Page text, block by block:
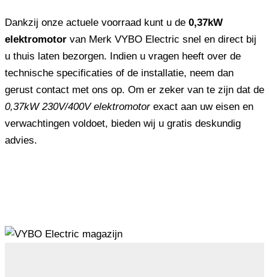
Dankzij onze actuele voorraad kunt u de 0,37kW
elektromotor van Merk VYBO Electric snel en direct bij
u thuis laten bezorgen. Indien u vragen heeft over de
technische specificaties of de installatie, neem dan
gerust contact met ons op. Om er zeker van te zijn dat de
0,37kW 230V/400V elektromotorexact aan uw eisen en
verwachtingen voldoet, bieden wij u gratis deskundig
advies.